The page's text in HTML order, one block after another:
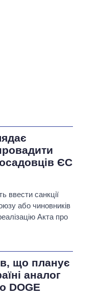
ЄС
ввести санкції
або чиновників
Акта про
що планує
аналог
DOGE